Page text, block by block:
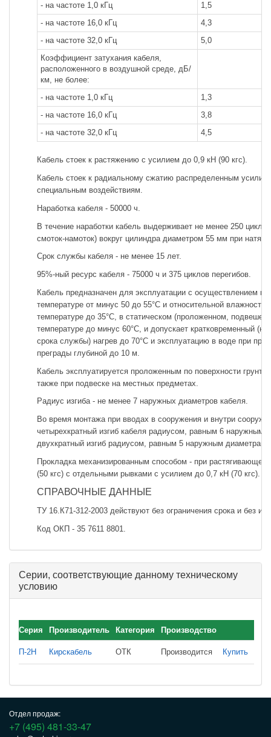
- на частоте 1,0 кГц
1,5
- на частоте 16,0 кГц
4,3
- на частоте 32,0 кГц
5,0
Коэффициент затухания кабеля,
расположенного в воздушной среде, дБ/
км, не более:
- на частоте 1,0 кГц
1,3
- на частоте 16,0 кГц
3,8
- на частоте 32,0 кГц
4,5
Кабель стоек к растяжению с усилием до 0,9 кН (90 кгс).
Кабель стоек к радиальному сжатию распределенным
специальным воздействиям.
Наработка кабеля - 50000 ч.
В течение наработки кабель выдерживает не менее 250
смоток-намоток) вокруг цилиндра диаметром 55 мм при
Срок службы кабеля - не менее 15 лет.
95%-ный ресурс кабеля - 75000 ч и 375 циклов перегибов.
Кабель предназначен для эксплуатации с осуществлением
температуре от минус 50 до 55°С и относительной влажности
температуре до 35°С, в статическом (проложенном,
температуре до минус 60°С, и допускает кратковременный
срока службы) нагрев до 70°С и эксплуатацию в воде при
преграды глубиной до 10 м.
Кабель эксплуатируется проложенным по поверхности
также при подвеске на местных предметах.
Радиус изгиба - не менее 7 наружных диаметров кабеля.
Во время монтажа при вводах в сооружения и внутри
четырехкратный изгиб кабеля радиусом, равным 6 наружным
двухкратный изгиб радиусом, равным 5 наружным диаметрам
Прокладка механизированным способом - при
(50 кгс) с отдельными рывками с усилием до 0,7 кН (70 кгс).
СПРАВОЧНЫЕ ДАННЫЕ
ТУ 16.К71-312-2003 действуют без ограничения срока и без
Код ОКП - 35 7611 8801.
Серии, соответствующие данному техническому
условию
Серия Производитель Категория Производство
П-2Н Кирскабель ОТК Производится Купить
Отдел продаж:
+7 (495) 481-33-47